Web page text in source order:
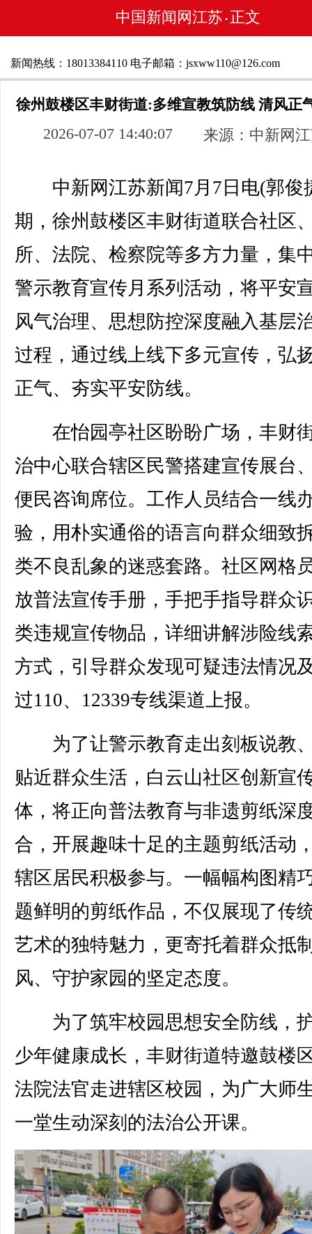
中国新闻网江苏 • 正文
新闻热线：18013384110 电子邮箱：jsxww110@126.com
徐州鼓楼区丰财街道:多维宣教筑防线 清风正
2026-07-07 14:40:07 来源：中新网
中新网江苏新闻7月7日电(郭俊
期，徐州鼓楼区丰财街道联合社区
所、法院、检察院等多方力量，集
警示教育宣传月系列活动，将平安
风气治理、思想防控深度融入基层
过程，通过线上线下多元宣传，弘
正气、夯实平安防线。
在怡园亭社区盼盼广场，丰财
治中心联合辖区民警搭建宣传展台
便民咨询席位。工作人员结合一线
验，用朴实通俗的语言向群众细致
类不良乱象的迷惑套路。社区网格
放普法宣传手册，手把手指导群众
类违规宣传物品，详细讲解涉险线
方式，引导群众发现可疑违法情况
过110、12339专线渠道上报。
为了让警示教育走出刻板说教
贴近群众生活，白云山社区创新宣
体，将正向普法教育与非遗剪纸深
合，开展趣味十足的主题剪纸活动
辖区居民积极参与。一幅幅构图精
题鲜明的剪纸作品，不仅展现了传
艺术的独特魅力，更寄托着群众抵
风、守护家园的坚定态度。
为了筑牢校园思想安全防线，
少年健康成长，丰财街道特邀鼓楼
法院法官走进辖区校园，为广大师
一堂生动深刻的法治公开课。